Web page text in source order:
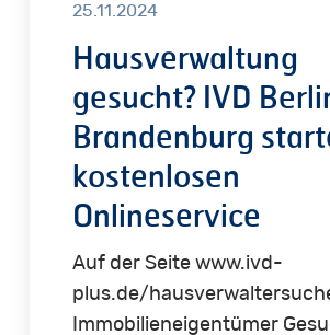
25.11.2024
Hausverwaltung
gesucht? IVD
Brandenburg
kostenlosen
Onlineservice
Auf der Seite www.ivd-
plus.de/
Immobilieneigentümer